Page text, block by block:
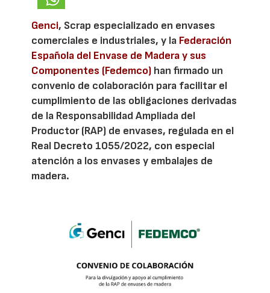
Genci, Scrap especializado en envases
comerciales e industriales, y la Federación
Española del Envase de Madera y sus
Componentes (Fedemco) han firmado un
convenio de colaboración para facilitar el
cumplimiento de las obligaciones derivadas
de la Responsabilidad Ampliada del
Productor (RAP) de envases, regulada en el
Real Decreto 1055/2022, con especial
atención a los envases y embalajes de
madera.